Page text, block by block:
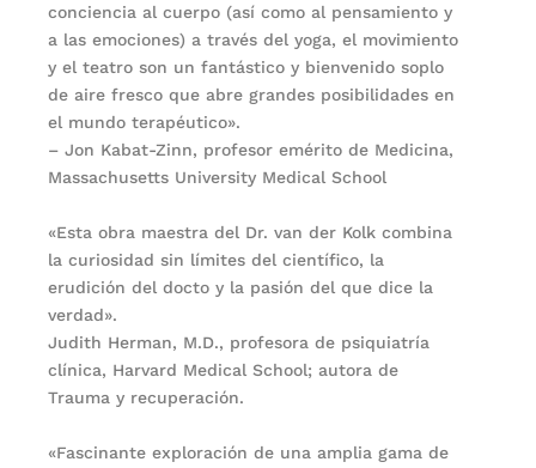
conciencia al cuerpo (así como al pensamiento y
a las emociones) a través del yoga, el movimiento
y el teatro son un fantástico y bienvenido soplo
de aire fresco que abre grandes posibilidades en
el mundo terapéutico».
– Jon Kabat-Zinn, profesor emérito de Medicina,
Massachusetts University Medical School
«Esta obra maestra del Dr. van der Kolk combina
la curiosidad sin límites del científico, la
erudición del docto y la pasión del que dice la
verdad».
Judith Herman, M.D., profesora de psiquiatría
clínica, Harvard Medical School; autora de
Trauma y recuperación.
«Fascinante exploración de una amplia gama de